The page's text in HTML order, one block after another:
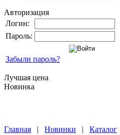
Авторизация
Логин:
Пароль:
Забыли пароль?
Лучшая цена
Новинка
Главная | Новинки | Каталог